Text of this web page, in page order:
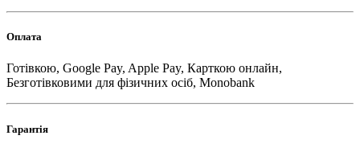
Оплата
Готівкою, Google Pay, Apple Pay, Карткою онлайн,
Безготівковими для фізичних осіб, Monobank
Гарантія